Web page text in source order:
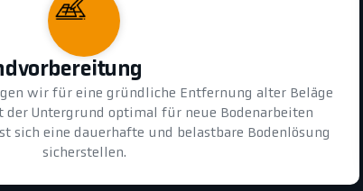
wir für eine gründliche Entfernung alter Beläge
der Untergrund optimal für neue Bodenarbeiten
sich eine dauerhafte und belastbare Bodenlösung
sicherstellen.